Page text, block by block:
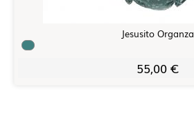
Jesusito Organza
55,00 €